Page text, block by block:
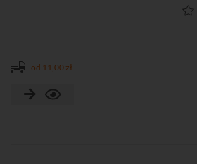
od 11,00 zł